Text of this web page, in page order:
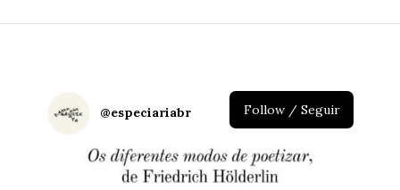
@especiariabr Follow / Seguir